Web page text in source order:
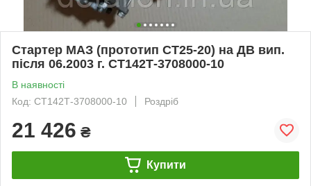
Стартер МАЗ (прототип СТ25-20) на ДВ вип.
після 06.2003 г. СТ142Т-3708000-10
В наявності
Код: СТ142Т-3708000-10
Роздріб
21 426 ₴
Купити